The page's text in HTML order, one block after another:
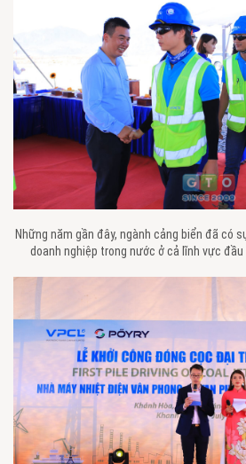
Những năm gần đây, ngành cảng biển đã có
doanh nghiệp trong nước ở cả lĩnh vực